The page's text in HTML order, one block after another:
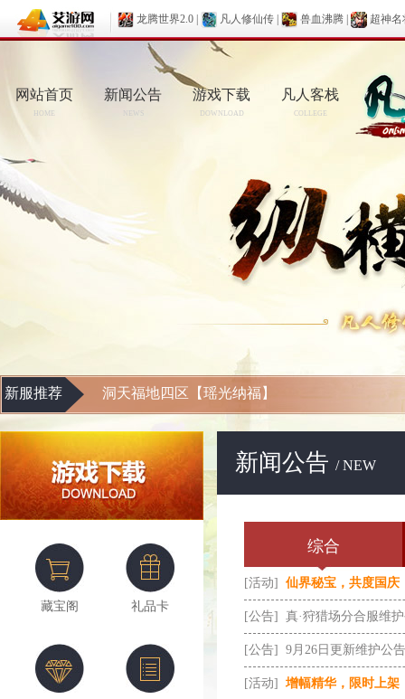
龙腾世界2.0 凡人修仙传 兽血沸腾 超神名
网站首页
HOME
新闻公告
NEWS
游戏下载
DOWNLOAD
凡人客栈
COLLEGE
新服推荐 洞天福地四区【瑶光纳福】
藏宝阁 礼品卡
新闻公告 / NEW
综合
[活动] 仙界秘宝，共度国庆
[公告] 真·狩猎场分合服维
[公告] 9月26日更新维护公告
[活动] 增幅精华，限时上架